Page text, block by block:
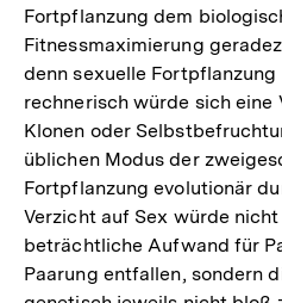
Fortpflanzung dem
Fitnessmaximierung
denn sexuelle Fortpflanzung
rechnerisch würde sich eine
Klonen oder
üblichen Modus der
Fortpflanzung evolutionär
Verzicht auf Sex würde
beträchtliche Aufwand für
Paarung entfallen, sondern